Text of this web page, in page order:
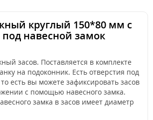
круглый 150*80 мм с
навесной замок
засов. Поставляется в комплекте
на подоконник. Есть отверстия под
есть вы можете зафиксировать засов
с помощью навесного замка.
замка в засов имеет диаметр